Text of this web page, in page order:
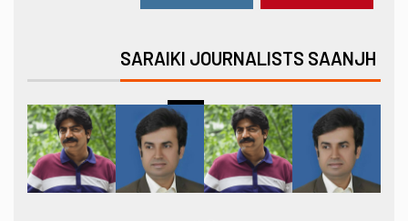
SARAIKI JOURNALISTS SAANJH